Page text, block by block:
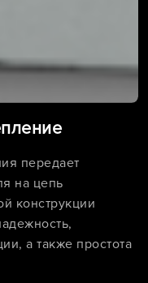
передает
на цепь
конструкции
а также простота